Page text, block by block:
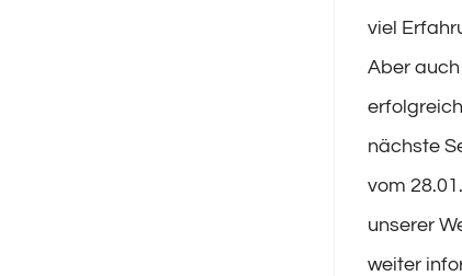
viel
Aber
nächste
vom
unserer
weiter